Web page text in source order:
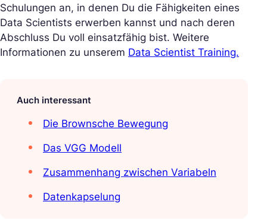
Schulungen an, in denen Du die Fähigkeiten eines
Data Scientists erwerben kannst und nach deren
Abschluss Du voll einsatzfähig bist. Weitere
Informationen zu unserem Data Scientist Training.
Auch interessant
Die Brownsche Bewegung
Das VGG Modell
Zusammenhang zwischen Variabeln
Datenkapselung